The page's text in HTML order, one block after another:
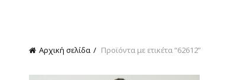
Αρχική σελίδα Προϊόντα με ετικέτα “62612”